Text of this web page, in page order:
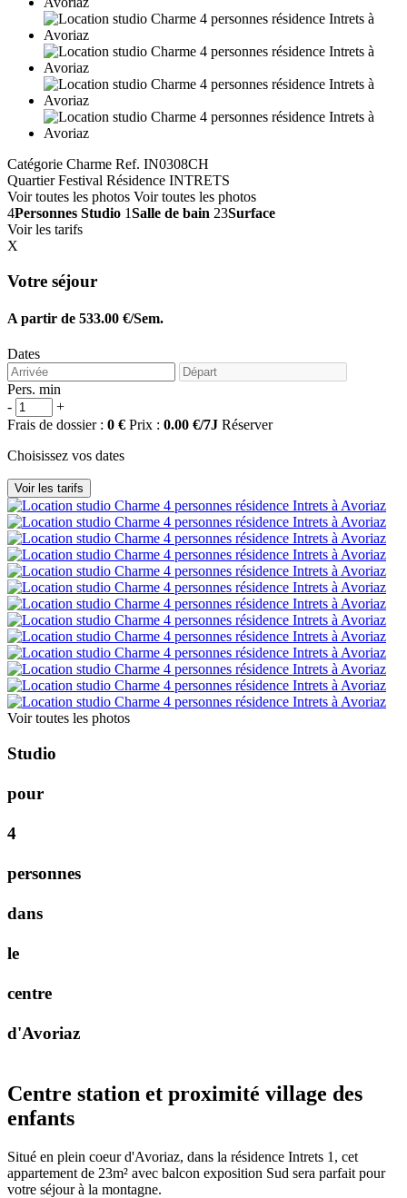
Catégorie Charme Ref. IN0308CH
Quartier Festival Résidence INTRETS
Voir toutes les photos Voir toutes les photos
4Personnes Studio 1Salle de bain 23Surface
Voir les tarifs
X
Votre séjour
A partir de 533.00 €/Sem.
Dates
Pers. min
-
+
Frais de dossier : 0 € Prix : 0.00 €/7J Réserver
Choisissez vos dates
Voir toutes les photos
Studio
pour
4
personnes
dans
le
centre
d'Avoriaz
Centre station et proximité village des
enfants
Situé en plein coeur d'Avoriaz, dans la résidence Intrets 1, cet
appartement de 23m² avec balcon exposition Sud sera parfait pour
votre séjour à la montagne.